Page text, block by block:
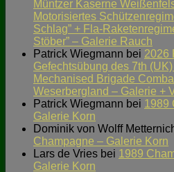
Müntzer Kaserne
Motorisiertes
Schlag” + Fla-
Stöber” – Galerie Rauch
Patrick Wiegmann bei 2026
Gefechtsübung des 7th
Mechanised Brigade
Weserbergland – Galerie +
Patrick Wiegmann bei 1989
Galerie Korn
Dominik von Wolff
Champagne – Galerie Korn
Lars de Vries bei 1989
Galerie Korn